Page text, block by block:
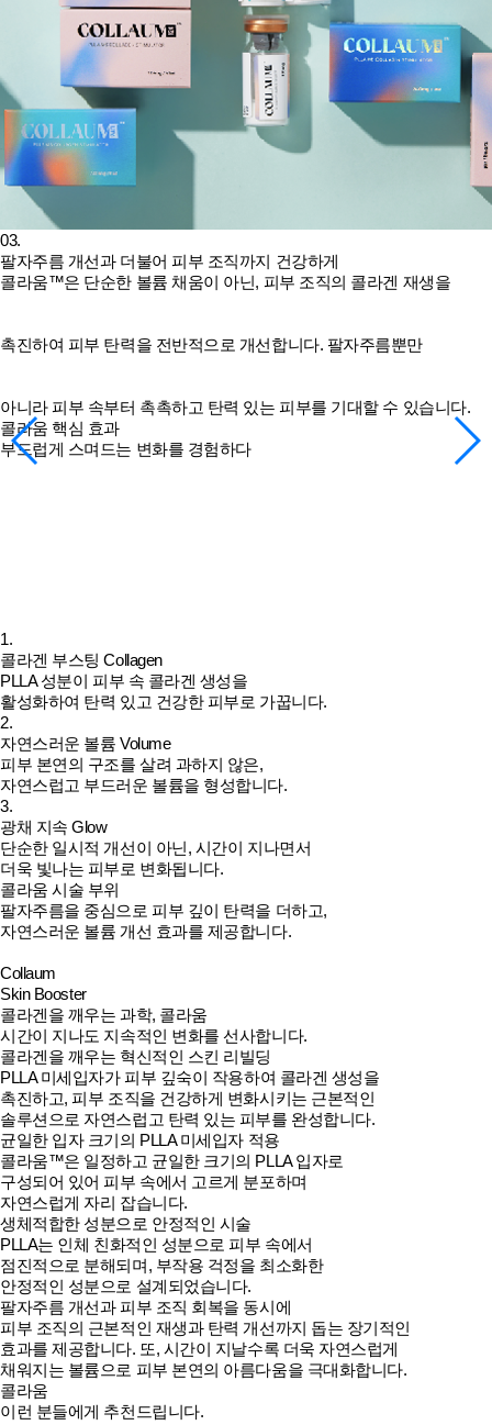
03.
팔자주름 개선과 더불어 피부 조직까지 건강하게
콜라움™은 단순한 볼륨 채움이 아닌, 피부 조직의 콜라겐 재생을
촉진하여 피부 탄력을 전반적으로 개선합니다. 팔자주름뿐만
아니라 피부 속부터 촉촉하고 탄력 있는 피부를 기대할 수 있습니다.
콜라움 핵심 효과
부드럽게 스며드는 변화를 경험하다
1.
콜라겐 부스팅Collagen
PLLA 성분이 피부 속 콜라겐 생성을
활성화하여 탄력 있고 건강한 피부로 가꿉니다.
2.
자연스러운 볼륨 Volume
피부 본연의 구조를 살려 과하지 않은,
자연스럽고 부드러운 볼륨을 형성합니다.
3.
광채 지속Glow
단순한 일시적 개선이 아닌, 시간이 지나면서
더욱 빛나는 피부로 변화됩니다.
콜라움 시술 부위
팔자주름을 중심으로 피부 깊이 탄력을 더하고,
자연스러운 볼륨 개선 효과를 제공합니다.
Collaum
Skin Booster
콜라겐을 깨우는 과학, 콜라움
시간이 지나도 지속적인 변화를 선사합니다.
콜라겐을 깨우는 혁신적인 스킨 리빌딩
PLLA 미세입자가 피부 깊숙이 작용하여 콜라겐 생성을
촉진하고, 피부 조직을 건강하게 변화시키는 근본적인
솔루션으로 자연스럽고 탄력 있는 피부를 완성합니다.
균일한 입자 크기의 PLLA 미세입자 적용
콜라움™은 일정하고 균일한 크기의 PLLA 입자로
구성되어 있어 피부 속에서 고르게 분포하며
자연스럽게 자리 잡습니다.
생체적합한 성분으로 안정적인 시술
PLLA는 인체 친화적인 성분으로 피부 속에서
점진적으로 분해되며, 부작용 걱정을 최소화한
안정적인 성분으로 설계되었습니다.
팔자주름 개선과 피부 조직 회복을 동시에
피부 조직의 근본적인 재생과 탄력 개선까지 돕는 장기적인
효과를 제공합니다. 또, 시간이 지날수록 더욱 자연스럽게
채워지는 볼륨으로 피부 본연의 아름다움을 극대화합니다.
콜라움
이런 분들에게 추천드립니다.